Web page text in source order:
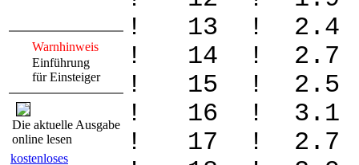
Warnhinweis
Einführung
für Einsteiger
Die aktuelle Ausgabe
online lesen
kostenloses
! 13 ! 2.4
! 14 ! 2.7
! 15 ! 2.5
! 16 ! 3.1
! 17 ! 2.7